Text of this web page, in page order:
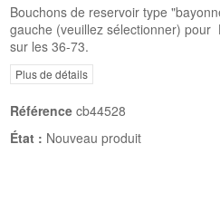
Bouchons de reservoir type
gauche (veuillez sélectionner) pour
sur les 36-73.
Plus de détails
Référence cb44528
État : Nouveau produit